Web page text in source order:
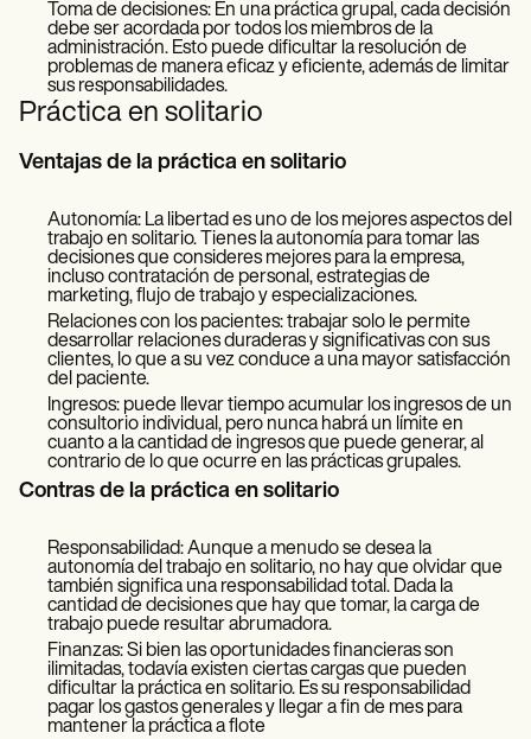
Toma de decisiones: En una práctica grupal, cada decisión
debe ser acordada por todos los miembros de la
administración. Esto puede dificultar la resolución de
problemas de manera eficaz y eficiente, además de limitar
sus responsabilidades.
Práctica en solitario
Ventajas de la práctica en solitario
Autonomía: La libertad es uno de los mejores aspectos del
trabajo en solitario. Tienes la autonomía para tomar las
decisiones que consideres mejores para la empresa,
incluso contratación de personal, estrategias de
marketing, flujo de trabajo y especializaciones.
Relaciones con los pacientes: trabajar solo le permite
desarrollar relaciones duraderas y significativas con sus
clientes, lo que a su vez conduce a una mayor satisfacción
del paciente.
Ingresos: puede llevar tiempo acumular los ingresos de un
consultorio individual, pero nunca habrá un límite en
cuanto a la cantidad de ingresos que puede generar, al
contrario de lo que ocurre en las prácticas grupales.
Contras de la práctica en solitario
Responsabilidad: Aunque a menudo se desea la
autonomía del trabajo en solitario, no hay que olvidar que
también significa una responsabilidad total. Dada la
cantidad de decisiones que hay que tomar, la carga de
trabajo puede resultar abrumadora.
Finanzas: Si bien las oportunidades financieras son
ilimitadas, todavía existen ciertas cargas que pueden
dificultar la práctica en solitario. Es su responsabilidad
pagar los gastos generales y llegar a fin de mes para
mantener la práctica a flote